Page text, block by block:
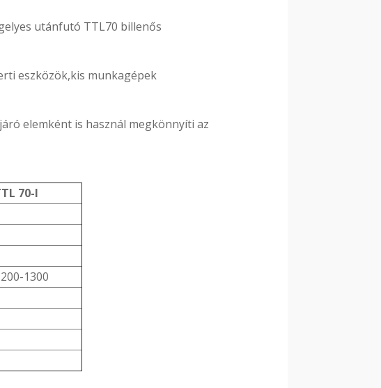
utánfutó TTL70 billenős
eszközök,kis munkagépek
elemként is használ megkönnyíti az
70-l
1300